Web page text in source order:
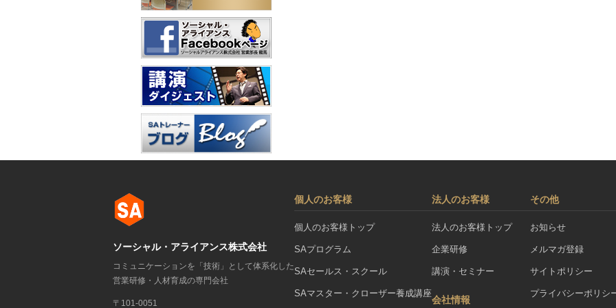
ソーシャル・アライアンス株式会社
コミュニケーションを「技術」として体系化した
営業研修・人材育成の専門会社
〒101-0051
個人のお客様
個人のお客様トップ
SAプログラム
SAセールス・スクール
SAマスター・クローザー養成講座
法人のお客様
法人のお客様トップ
企業研修
講演・セミナー
会社情報
その他
お知らせ
メルマガ登録
サイトポリシー
プライバシーポリシ